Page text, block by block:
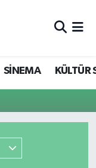
SİNEMA KÜLTÜR